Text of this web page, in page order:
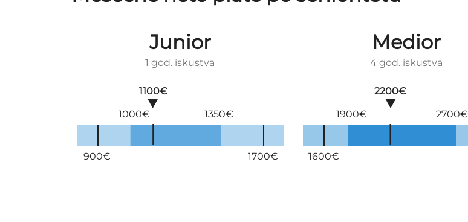
Junior
1 god. iskustva
900€ 1700€
1100€
1000€
1350€
Medior
4 god. iskustva
1600€
2200€
1900€
2700€